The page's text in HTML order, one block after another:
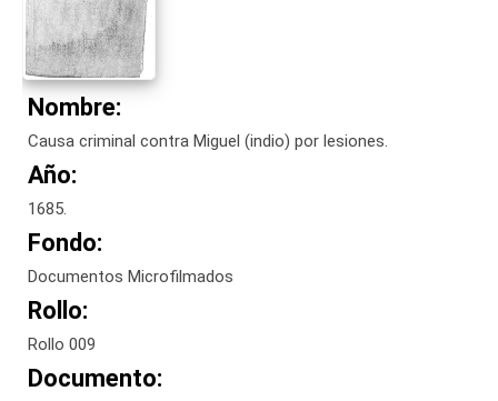
Nombre:
Causa criminal contra Miguel (indio) por lesiones.
Año:
1685.
Fondo:
Documentos Microfilmados
Rollo:
Rollo 009
Documento: